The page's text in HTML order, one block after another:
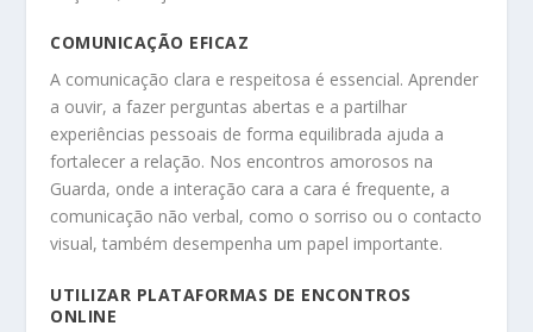
COMUNICAÇÃO EFICAZ
A comunicação clara e respeitosa é essencial. Aprender
a ouvir, a fazer perguntas abertas e a partilhar
experiências pessoais de forma equilibrada ajuda a
fortalecer a relação. Nos encontros amorosos na
Guarda, onde a interação cara a cara é frequente, a
comunicação não verbal, como o sorriso ou o contacto
visual, também desempenha um papel importante.
UTILIZAR PLATAFORMAS DE ENCONTROS
ONLINE